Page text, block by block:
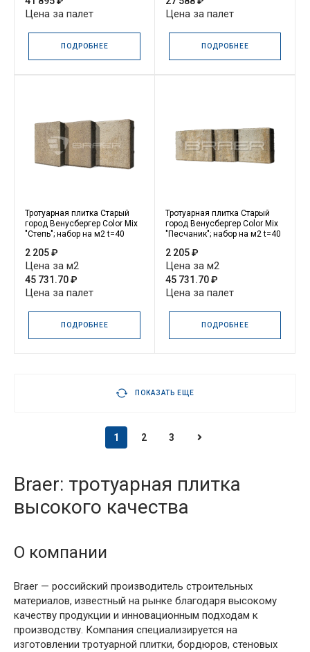
Цена за палет
ПОДРОБНЕЕ
Цена за палет
ПОДРОБНЕЕ
Тротуарная плитка Старый
город Венусбергер Color Mix
"Степь"; набор на м2 t=40
2 205 ₽
Цена за м2
45 731.70 ₽
Цена за палет
ПОДРОБНЕЕ
Тротуарная плитка Старый
город Венусбергер Color Mix
"Песчаник"; набор на м2 t=40
2 205 ₽
Цена за м2
45 731.70 ₽
Цена за палет
ПОДРОБНЕЕ
ПОКАЗАТЬ ЕЩЕ
1 2 3
Braer: тротуарная плитка
высокого качества
О компании
Braer — российский производитель строительных
материалов, известный на рынке благодаря высокому
качеству продукции и инновационным подходам к
производству. Компания специализируется на
изготовлении тротуарной плитки, бордюров, стеновых